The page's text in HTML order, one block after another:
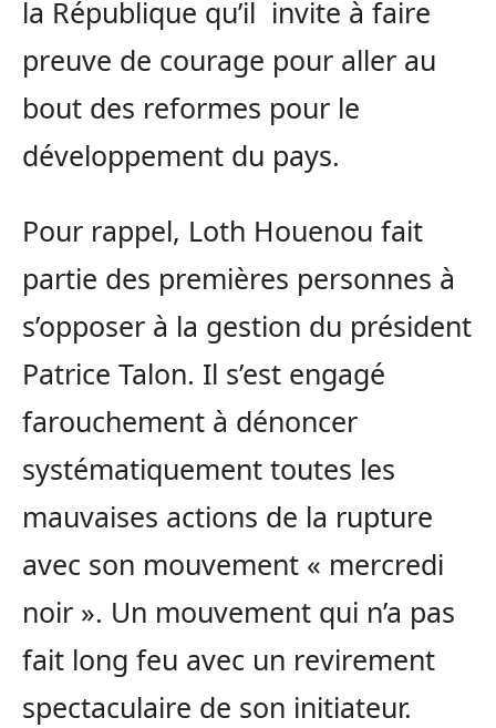
la République qu’il invite à faire
preuve de courage pour aller au
bout des reformes pour le
développement du pays.
Pour rappel, Loth Houenou fait
partie des premières personnes à
s’opposer à la gestion du président
Patrice Talon. Il s’est engagé
farouchement à dénoncer
systématiquement toutes les
mauvaises actions de la rupture
avec son mouvement « mercredi
noir ». Un mouvement qui n’a pas
fait long feu avec un revirement
spectaculaire de son initiateur.